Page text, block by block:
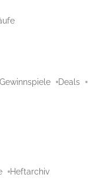
Deals
Heftarchiv